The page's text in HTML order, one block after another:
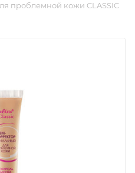
проблемной кожи CLASSIC